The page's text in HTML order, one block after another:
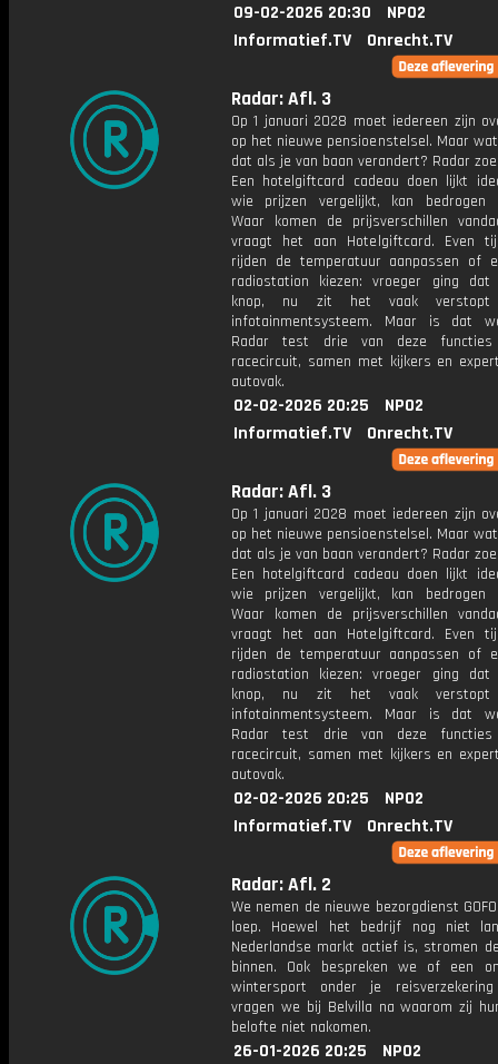
09-02-2026 20:30
NPO2
Informatief.TV
Onrecht.TV
Radar: Afl. 3
Op 1 januari 2028 moet iedereen zijn
op het nieuwe pensioenstelsel. Maar
dat als je van baan verandert? Radar
Een hotelgiftcard cadeau doen lijkt
wie prijzen vergelijkt, kan bedrogen
Waar komen de prijsverschillen
vraagt het aan Hotelgiftcard. Even
rijden de temperatuur aanpassen of
radiostation kiezen: vroeger ging
knop, nu zit het vaak
infotainmentsysteem. Maar is dat
Radar test drie van deze
racecircuit, samen met kijkers en
autovak.
02-02-2026 20:25
NPO2
Informatief.TV
Onrecht.TV
Radar: Afl. 3
Op 1 januari 2028 moet iedereen zijn
op het nieuwe pensioenstelsel. Maar
dat als je van baan verandert? Radar
Een hotelgiftcard cadeau doen lijkt
wie prijzen vergelijkt, kan bedrogen
Waar komen de prijsverschillen
vraagt het aan Hotelgiftcard. Even
rijden de temperatuur aanpassen of
radiostation kiezen: vroeger ging
knop, nu zit het vaak
infotainmentsysteem. Maar is dat
Radar test drie van deze
racecircuit, samen met kijkers en
autovak.
02-02-2026 20:25
NPO2
Informatief.TV
Onrecht.TV
Radar: Afl. 2
We nemen de nieuwe bezorgdienst
loep. Hoewel het bedrijf nog niet
Nederlandse markt actief is, stromen
binnen. Ook bespreken we of een
wintersport onder je
vragen we bij Belvilla na waarom zij
belofte niet nakomen.
26-01-2026 20:25
NPO2